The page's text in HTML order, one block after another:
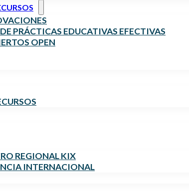
PRÁCTICAS EDUCATIVAS EFECTIVAS
OPEN
REGIONAL KIX
INTERNACIONAL